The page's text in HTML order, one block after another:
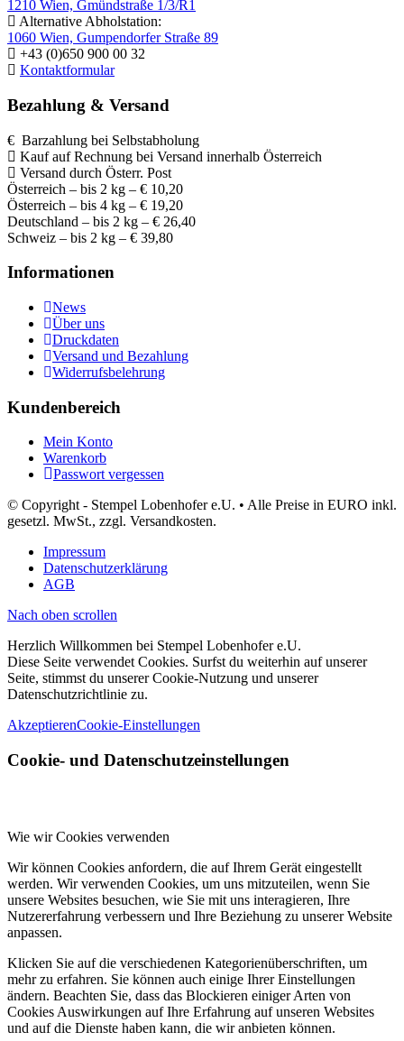
1210 Wien, Gmündstraße 1/3/R1
Alternative Abholstation:
1060 Wien, Gumpendorfer Straße 89
+43 (0)650 900 00 32
Kontaktformular
Bezahlung & Versand
€ Barzahlung bei Selbstabholung
Kauf auf Rechnung bei Versand innerhalb Österreich
Versand durch Österr. Post
Österreich – bis 2 kg – € 10,20
Österreich – bis 4 kg – € 19,20
Deutschland – bis 2 kg – € 26,40
Schweiz – bis 2 kg – € 39,80
Informationen
News
Über uns
Druckdaten
Versand und Bezahlung
Widerrufsbelehrung
Kundenbereich
Mein Konto
Warenkorb
Passwort vergessen
© Copyright - Stempel Lobenhofer e.U. • Alle Preise in EURO inkl.
gesetzl. MwSt., zzgl. Versandkosten.
Impressum
Datenschutzerklärung
AGB
Nach oben scrollen
Herzlich Willkommen bei Stempel Lobenhofer e.U.
Diese Seite verwendet Cookies. Surfst du weiterhin auf unserer
Seite, stimmst du unserer Cookie-Nutzung und unserer
Datenschutzrichtlinie zu.
AkzeptierenCookie-Einstellungen
Cookie- und Datenschutzeinstellungen
Wie wir Cookies verwenden
Wir können Cookies anfordern, die auf Ihrem Gerät eingestellt
werden. Wir verwenden Cookies, um uns mitzuteilen, wenn Sie
unsere Websites besuchen, wie Sie mit uns interagieren, Ihre
Nutzererfahrung verbessern und Ihre Beziehung zu unserer Website
anpassen.
Klicken Sie auf die verschiedenen Kategorienüberschriften, um
mehr zu erfahren. Sie können auch einige Ihrer Einstellungen
ändern. Beachten Sie, dass das Blockieren einiger Arten von
Cookies Auswirkungen auf Ihre Erfahrung auf unseren Websites
und auf die Dienste haben kann, die wir anbieten können.